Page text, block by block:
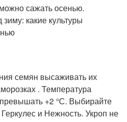
семян высаживать их
. Температура
+2 °С. Выбирайте
и Нежность. Укроп не